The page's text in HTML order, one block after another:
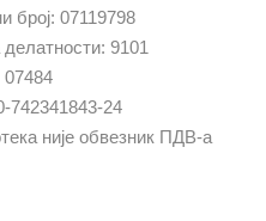
број: 07119798
9101
742341843-24
није обвезник ПДВ-а